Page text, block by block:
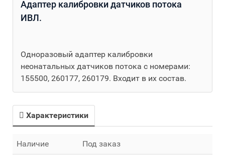
Адаптер калибровки датчиков потока
ИВЛ.
Одноразовый адаптер калибровки
неонатальных датчиков потока с номерами:
155500, 260177, 260179. Входит в их состав.
Характеристики
Наличие Под заказ